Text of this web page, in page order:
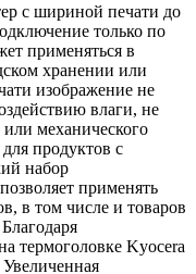
с шириной печати до
только по
применяться в
хранении или
изображение не
влаги, не
или механического
продуктов с
набор
применять
в том числе и товаров
термоголовке Kyocera
Увеличенная